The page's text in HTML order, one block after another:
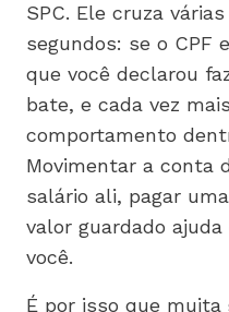
SPC. Ele cruza
segundos: se o CPF
que você declarou
bate, e cada vez
comportamento
Movimentar a conta
salário ali, pagar
valor guardado
você.
É por isso que